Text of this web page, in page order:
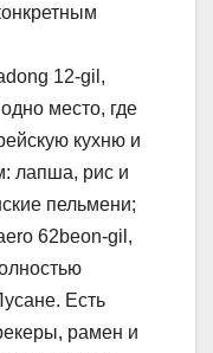
12-gil,
место, где
кухню и
лапша, рис и
пельмени;
62beon-gil,
Есть
рамен и